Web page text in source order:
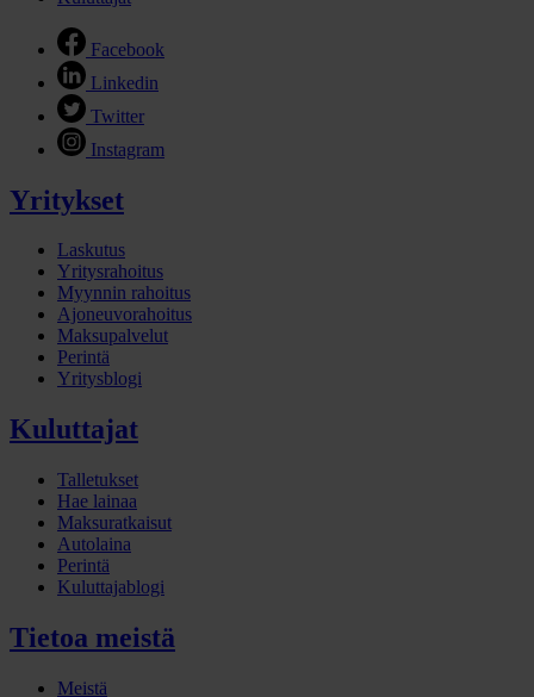
Facebook
Linkedin
Twitter
Instagram
Yritykset
Laskutus
Yritysrahoitus
Myynnin rahoitus
Ajoneuvorahoitus
Maksupalvelut
Perintä
Yritysblogi
Kuluttajat
Talletukset
Hae lainaa
Maksuratkaisut
Autolaina
Perintä
Kuluttajablogi
Tietoa meistä
Meistä